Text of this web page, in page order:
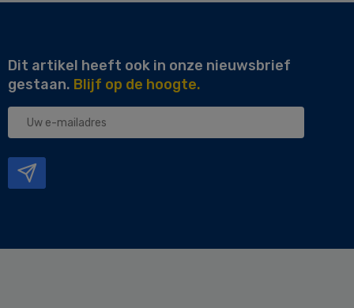
Dit artikel heeft ook in onze nieuwsbrief
gestaan. Blijf op de hoogte.
Uw